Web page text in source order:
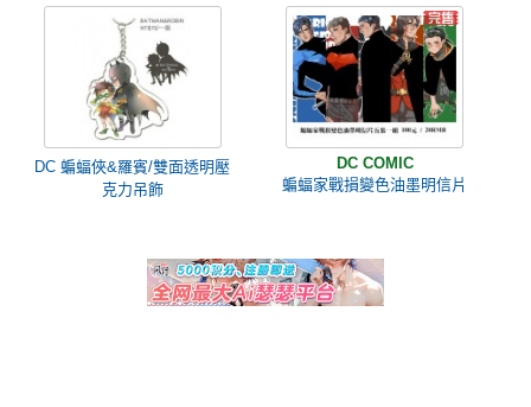
DC 蝙蝠俠&羅賓/雙面透明壓
克力吊飾
DC COMIC
蝙蝠家戰損變色油墨明信片